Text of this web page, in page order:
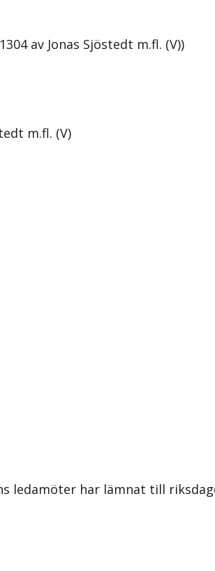
av Jonas Sjöstedt m.fl. (V))
m.fl. (V)
ledamöter har lämnat till